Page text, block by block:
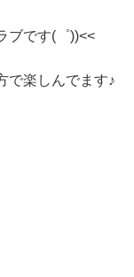
ブです(゜))<<
で楽しんでます♪